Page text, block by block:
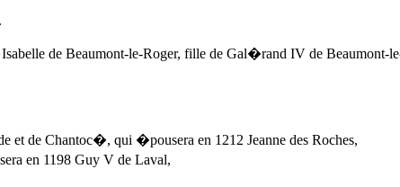
Isabelle de Beaumont-le-Roger, fille de Gal�rand IV de Beaumont-
et de Chantoc�, qui �pousera en 1212 Jeanne des Roches,
en 1198 Guy V de Laval,